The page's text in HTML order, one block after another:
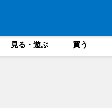
見る・遊ぶ 買う